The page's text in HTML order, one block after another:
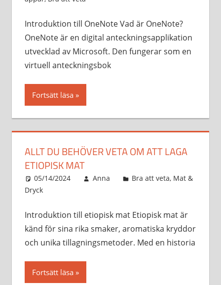
Introduktion till OneNote Vad är OneNote?
OneNote är en digital anteckningsapplikation
utvecklad av Microsoft. Den fungerar som en
virtuell anteckningsbok
Fortsätt läsa
ALLT DU BEHÖVER VETA OM ATT LAGA
ETIOPISK MAT
05/14/2024 Anna Bra att veta, Mat &
Dryck
Introduktion till etiopisk mat Etiopisk mat är
känd för sina rika smaker, aromatiska kryddor
och unika tillagningsmetoder. Med en historia
Fortsätt läsa